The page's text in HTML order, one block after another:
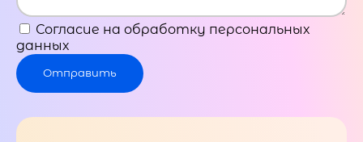
Согласие на обработку персональных
данных
Отправить